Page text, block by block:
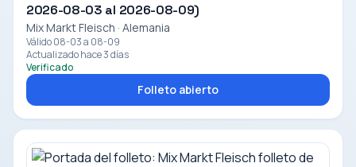
2026-08-03 al 2026-08-09)
Mix Markt Fleisch · Alemania
Válido 08-03 a 08-09
Actualizado hace 3 días
Verificado
Folleto abierto